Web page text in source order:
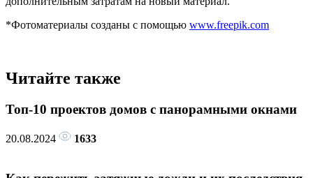
*Фотоматериалы созданы с помощью www.freepik.com
Читайте также
Топ-10 проектов домов с панорамными окнами
20.08.2024 1633